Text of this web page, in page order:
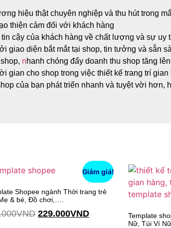
hiệu thật chuyên nghiệp và thu hút trong
thiện cảm đối với khách hàng
cậy của khách hàng về chất lượng và sự uy
giao diện bắt mắt tại shop, tin tưởng và sẵn
nhanh chóng đẩy doanh thu shop tăng lên
gian cho shop trong việc thiết kế trang trí gian
của bạn phát triển nhanh và tuyệt vời hơn,
Giảm giá!
Shopee ngành Thời trang trẻ
& bé, Đồ chơi,….
VND 229.000VND
Template
Nữ, Túi Ví